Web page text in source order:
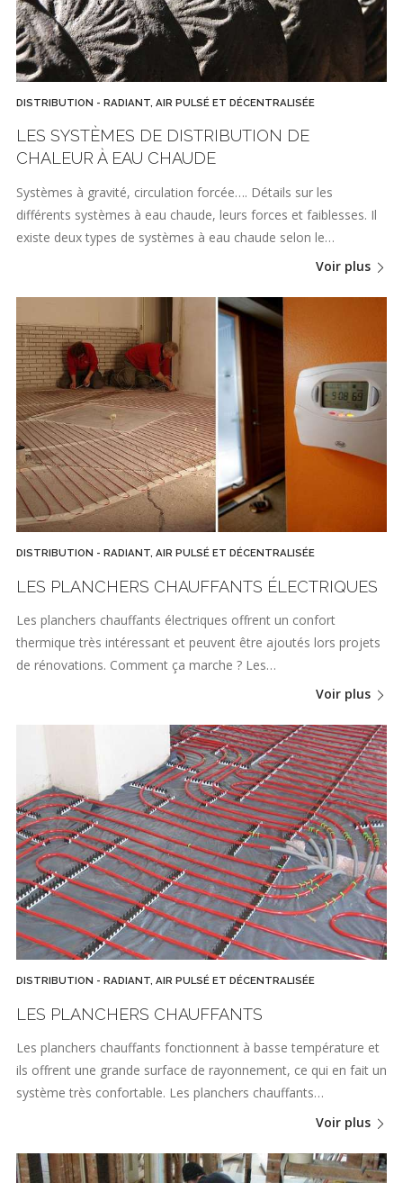
DISTRIBUTION - RADIANT, AIR PULSÉ ET DÉCENTRALISÉE
LES SYSTÈMES DE DISTRIBUTION DE
CHALEUR À EAU CHAUDE
Systèmes à gravité, circulation forcée…. Détails sur les
différents systèmes à eau chaude, leurs forces et faiblesses. Il
existe deux types de systèmes à eau chaude selon le…
Voir plus
DISTRIBUTION - RADIANT, AIR PULSÉ ET DÉCENTRALISÉE
LES PLANCHERS CHAUFFANTS ÉLECTRIQUES
Les planchers chauffants électriques offrent un confort
thermique très intéressant et peuvent être ajoutés lors projets
de rénovations. Comment ça marche ? Les…
Voir plus
DISTRIBUTION - RADIANT, AIR PULSÉ ET DÉCENTRALISÉE
LES PLANCHERS CHAUFFANTS
Les planchers chauffants fonctionnent à basse température et
ils offrent une grande surface de rayonnement, ce qui en fait un
système très confortable. Les planchers chauffants…
Voir plus